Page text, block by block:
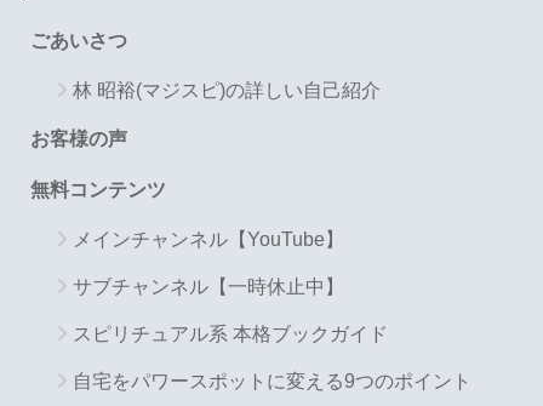
ごあいさつ
林 昭裕(マジスピ)の詳しい自己紹介
お客様の声
無料コンテンツ
メインチャンネル【YouTube】
サブチャンネル【一時休止中】
スピリチュアル系 本格ブックガイド
自宅をパワースポットに変える9つのポイント